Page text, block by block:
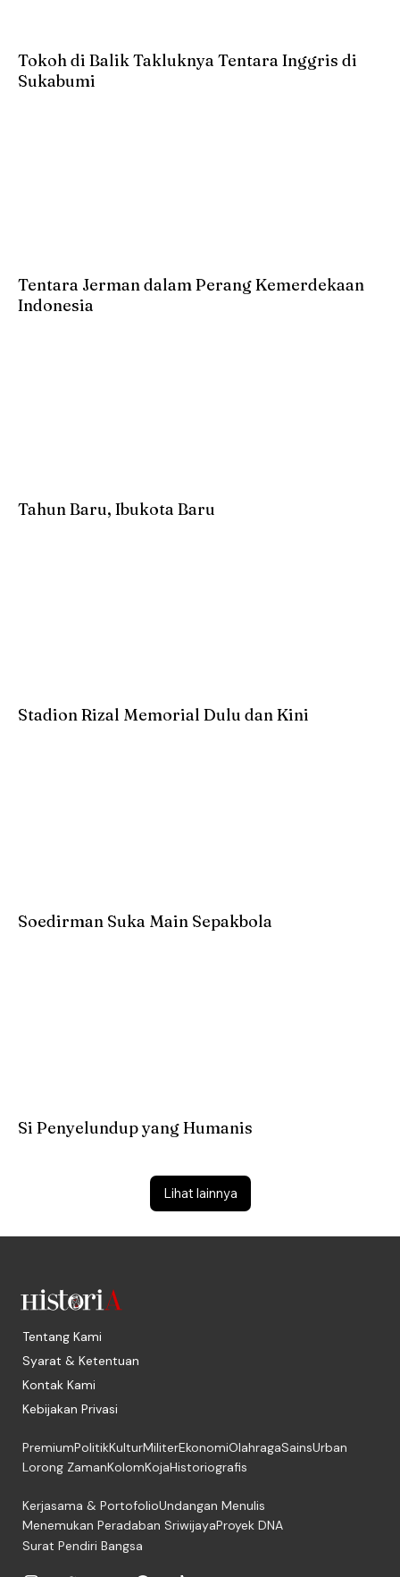
Lihat lainnya
Tokoh di Balik Takluknya Tentara Inggris di
Sukabumi
Tentara Jerman dalam Perang Kemerdekaan
Indonesia
Tahun Baru, Ibukota Baru
Stadion Rizal Memorial Dulu dan Kini
Soedirman Suka Main Sepakbola
Si Penyelundup yang Humanis
Tentang Kami
Syarat & Ketentuan
Kontak Kami
Kebijakan Privasi
PremiumPolitikKulturMiliterEkonomiOlahragaSainsUrban
Lorong ZamanKolomKojaHistoriografis
Kerjasama & PortofolioUndangan Menulis
Menemukan Peradaban SriwijayaProyek DNA
Surat Pendiri Bangsa